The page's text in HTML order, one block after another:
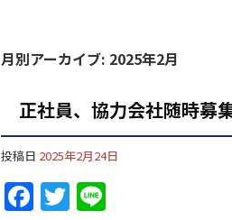
月別アーカイブ: 2025年2月
正社員、協力会社随時募
投稿日 2025年2月24日
F T